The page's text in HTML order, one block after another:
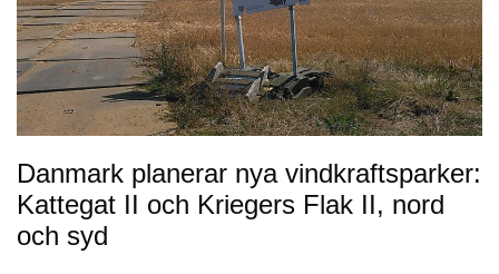
Danmark planerar nya vindkraftsparker:
Kattegat II och Kriegers Flak II, nord
och syd